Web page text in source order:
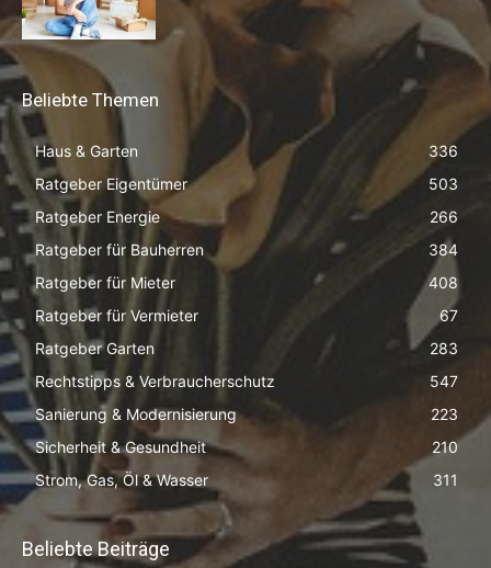
Beliebte Themen
Haus & Garten
336
Ratgeber Eigentümer
503
Ratgeber Energie
266
Ratgeber für Bauherren
384
Ratgeber für Mieter
408
Ratgeber für Vermieter
67
Ratgeber Garten
283
Rechtstipps & Verbraucherschutz
547
Sanierung & Modernisierung
223
Sicherheit & Gesundheit
210
Strom, Gas, Öl & Wasser
311
Beliebte Beiträge